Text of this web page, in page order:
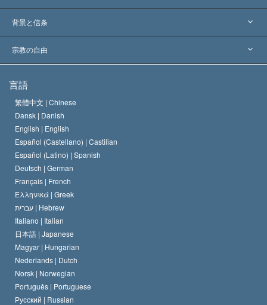
世界各地での認可
主要な裁定
各分野の専門家による見解
世界を代表する専門家
背景と信条
L. ロン ハバード
サイエントロジー教会の信条
サイエントロジストの規律
デビッド･ミスキャベッジ
宗教の自由
何でしょう？
人権の国際基準
宗教に関する宣言
言語
繁體中文 | Chinese
Dansk | Danish
English | English
Español (Castellano) | Castilian
Español (Latino) | Spanish
Deutsch | German
Français | French
Ελληνικά | Greek
עברית | Hebrew
Italiano | Italian
日本語 | Japanese
Magyar | Hungarian
Nederlands | Dutch
Norsk | Norwegian
Português | Portuguese
Русский | Russian